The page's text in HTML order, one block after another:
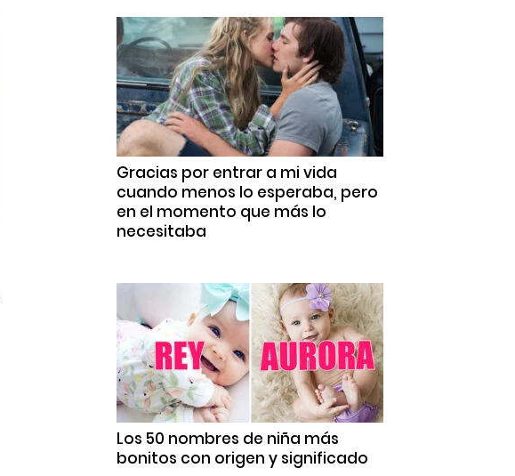
Gracias por entrar a mi vida
cuando menos lo esperaba, pero
en el momento que más lo
necesitaba
Los 50 nombres de niña más
bonitos con origen y significado